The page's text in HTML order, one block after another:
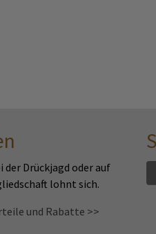
der Drückjagd oder auf
lohnt sich.
und Rabatte >>